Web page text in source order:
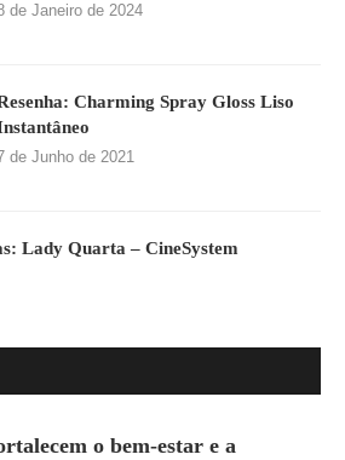
de Janeiro de 2024
Charming Spray Gloss Liso
de Junho de 2021
Lady Quarta – CineSystem
o bem-estar e a